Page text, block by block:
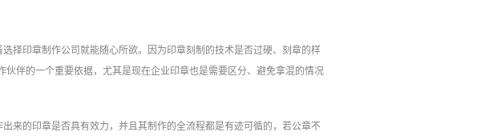
择印章制作公司就能随心所欲。因为印章刻制的技术是否过硬、刻章的样
伴的一个重要依据，尤其是现在企业印章也是需要区分、避免拿混的情况
来的印章是否具有效力，并且其制作的全流程都是有迹可循的，若公章不